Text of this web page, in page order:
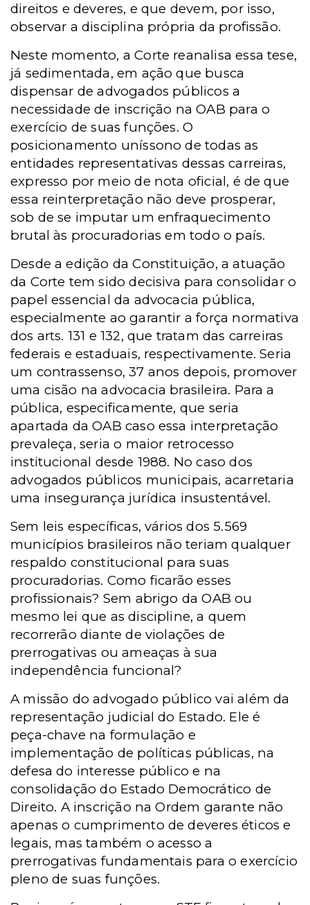
direitos e deveres, e que devem, por isso,
observar a disciplina própria da profissão.
Neste momento, a Corte reanalisa essa tese,
já sedimentada, em ação que busca
dispensar de advogados públicos a
necessidade de inscrição na OAB para o
exercício de suas funções. O
posicionamento uníssono de todas as
entidades representativas dessas carreiras,
expresso por meio de nota oficial, é de que
essa reinterpretação não deve prosperar,
sob de se imputar um enfraquecimento
brutal às procuradorias em todo o país.
Desde a edição da Constituição, a atuação
da Corte tem sido decisiva para consolidar o
papel essencial da advocacia pública,
especialmente ao garantir a força normativa
dos arts. 131 e 132, que tratam das carreiras
federais e estaduais, respectivamente. Seria
um contrassenso, 37 anos depois, promover
uma cisão na advocacia brasileira. Para a
pública, especificamente, que seria
apartada da OAB caso essa interpretação
prevaleça, seria o maior retrocesso
institucional desde 1988. No caso dos
advogados públicos municipais, acarretaria
uma insegurança jurídica insustentável.
Sem leis específicas, vários dos 5.569
municípios brasileiros não teriam qualquer
respaldo constitucional para suas
procuradorias. Como ficarão esses
profissionais? Sem abrigo da OAB ou
mesmo lei que as discipline, a quem
recorrerão diante de violações de
prerrogativas ou ameaças à sua
independência funcional?
A missão do advogado público vai além da
representação judicial do Estado. Ele é
peça-chave na formulação e
implementação de políticas públicas, na
defesa do interesse público e na
consolidação do Estado Democrático de
Direito. A inscrição na Ordem garante não
apenas o cumprimento de deveres éticos e
legais, mas também o acesso a
prerrogativas fundamentais para o exercício
pleno de suas funções.